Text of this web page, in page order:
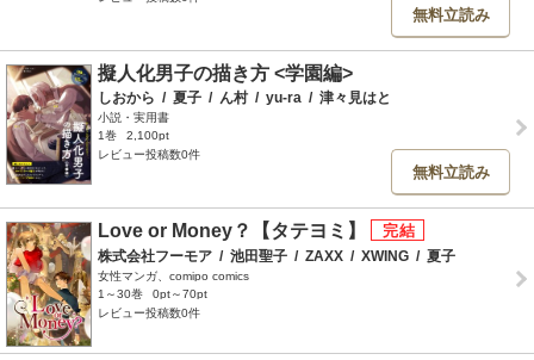
無料立読み
擬人化男子の描き方 <学園編>
しおから / 夏子 / ん村 / yu-ra / 津々見はと
小説・実用書
1巻
2,100pt
レビュー投稿数0件
無料立読み
Love or Money？【タテヨミ】
株式会社フーモア / 池田聖子 / ZAXX / XWING / 夏子
女性マンガ、comipo comics
1～30巻
0pt～70pt
レビュー投稿数0件